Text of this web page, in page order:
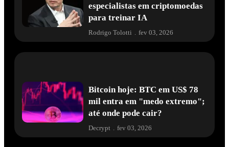
especialistas em criptomoedas
para treinar IA
Rodrigo Tolotti fev 03, 2026
Bitcoin hoje: BTC em US$ 78
mil entra em "medo extremo";
até onde pode cair?
Decrypt . fev 03, 2026